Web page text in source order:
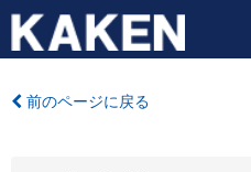
前のページに戻る